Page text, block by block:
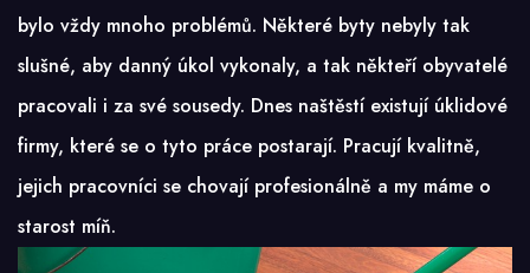
bylo vždy mnoho problémů. Některé byty nebyly tak
slušné, aby danný úkol vykonaly, a tak někteří obyvatelé
pracovali i za své sousedy. Dnes naštěstí existují úklidové
firmy, které se o tyto práce postarají. Pracují kvalitně,
jejich pracovníci se chovají profesionálně a my máme o
starost míň.